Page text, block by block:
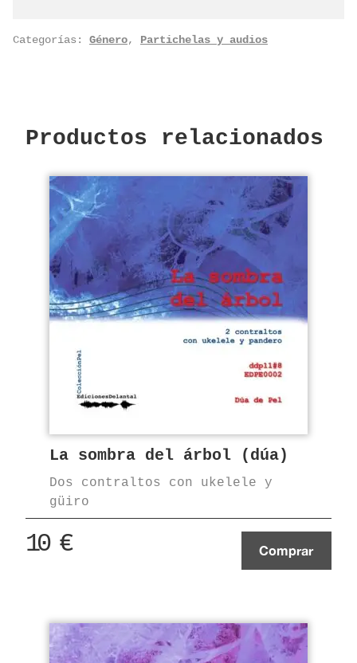
Categorías: Género, Partichelas y audios
Productos relacionados
La sombra del árbol (dúa)
Dos contraltos con ukelele y
güiro
10 € Comprar